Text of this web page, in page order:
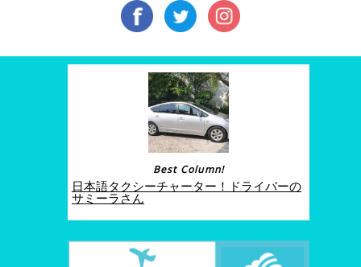
Best Column!
日本語タクシーチャーター！ドライバーの
サミーラさん